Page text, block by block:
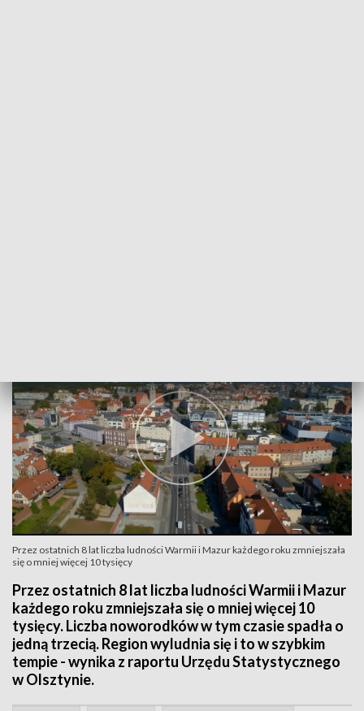
Przez ostatnich 8 lat liczba ludności Warmii i Mazur każdego roku zmniejszała
się o mniej więcej 10 tysięcy
Przez ostatnich 8 lat liczba ludności Warmii i Mazur
każdego roku zmniejszała się o mniej więcej 10
tysięcy. Liczba noworodków w tym czasie spadła o
jedną trzecią. Region wyludnia się i to w szybkim
tempie - wynika z raportu Urzędu Statystycznego
w Olsztynie.